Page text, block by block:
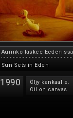
Aurinko laskee Eedenissä
Sun Sets in Eden
1990
Öljy kankaalle.
Oil on canvas.